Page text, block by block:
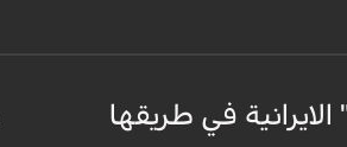
في طريقها